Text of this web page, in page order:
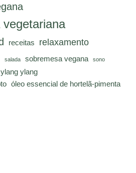
receitas relaxamento
salada sobremesa vegana sono
ylang ylang
óleo essencial de hortelã-pimenta